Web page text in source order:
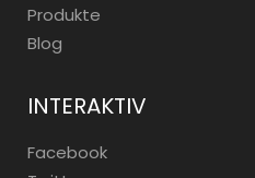
Produkte
Blog
INTERAKTIV
Facebook